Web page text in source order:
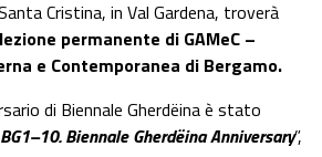
Cristina, in Val Gardena, troverà
permanente di GAMeC –
e Contemporanea di Bergamo.
di Biennale Gherdëina è stato
BG1–10. Biennale Gherdëina Anniversary”,